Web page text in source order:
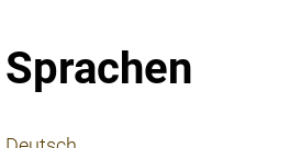
Sprachen